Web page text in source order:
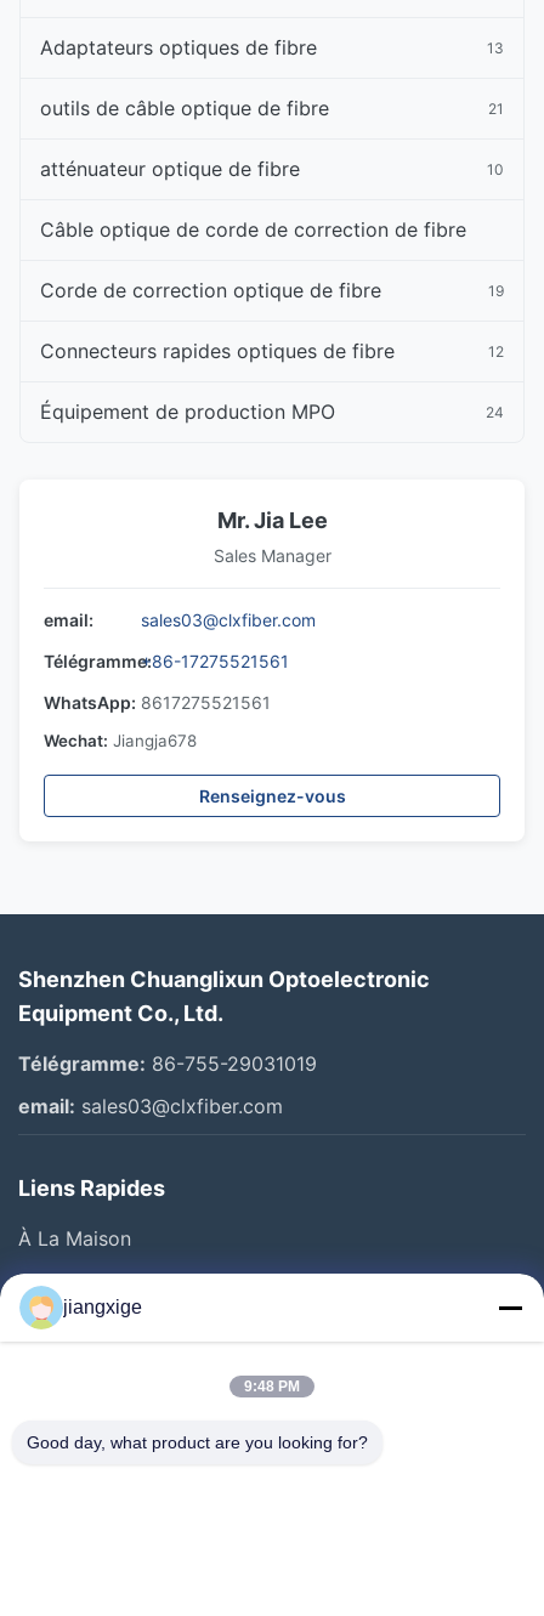
Adaptateurs optiques de fibre 13
outils de câble optique de fibre 21
atténuateur optique de fibre 10
Câble optique de corde de correction de fibre
Corde de correction optique de fibre 19
Connecteurs rapides optiques de fibre 12
Équipement de production MPO 24
Mr. Jia Lee
Sales Manager
email:
sales03@clxfiber.com
Télégramme:+86-17275521561
WhatsApp: 8617275521561
Wechat: Jiangja678
Renseignez-vous
Shenzhen Chuanglixun Optoelectronic
Equipment Co., Ltd.
Télégramme: 86-755-29031019
email: sales03@clxfiber.com
Liens Rapides
À La Maison
Produits
À Propos De Nous
Nous Contacter
jiangxige
9:48 PM
Good day, what product are you looking for?